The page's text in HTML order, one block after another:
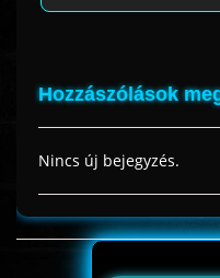
Hozzászólások
Nincs új bejegyzés.